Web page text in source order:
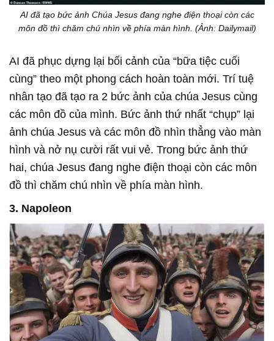
AI đã tạo bức ảnh Chúa Jesus đang nghe điện thoại còn các
môn đồ thì chăm chú nhìn về phía màn hình. (Ảnh: Dailymail)
AI đã phục dựng lại bối cảnh của “bữa tiệc cuối
cùng” theo một phong cách hoàn toàn mới. Trí tuệ
nhân tạo đã tạo ra 2 bức ảnh của chúa Jesus cùng
các môn đồ của mình. Bức ảnh thứ nhất “chụp” lại
ảnh chúa Jesus và các môn đồ nhìn thẳng vào màn
hình và nở nụ cười rất vui vẻ. Trong bức ảnh thứ
hai, chúa Jesus đang nghe điện thoại còn các môn
đồ thì chăm chú nhìn về phía màn hình.
3. Napoleon